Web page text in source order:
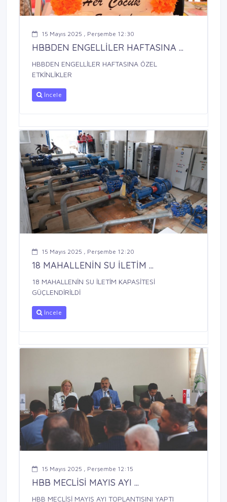
15 Mayıs 2025 , Perşembe 12:30
HBBDEN ENGELLİLER HAFTASINA ...
HBBDEN ENGELLİLER HAFTASINA ÖZEL
ETKİNLİKLER
İncele
15 Mayıs 2025 , Perşembe 12:20
18 MAHALLENİN SU İLETİM ...
18 MAHALLENİN SU İLETİM KAPASİTESİ
GÜÇLENDİRİLDİ
İncele
15 Mayıs 2025 , Perşembe 12:15
HBB MECLİSİ MAYIS AYI ...
HBB MECLİSİ MAYIS AYI TOPLANTISINI YAPTI